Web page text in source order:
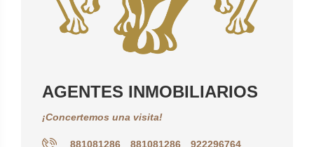
AGENTES INMOBILIARIOS
¡Concertemos una visita!
881081286 881081286
922296764